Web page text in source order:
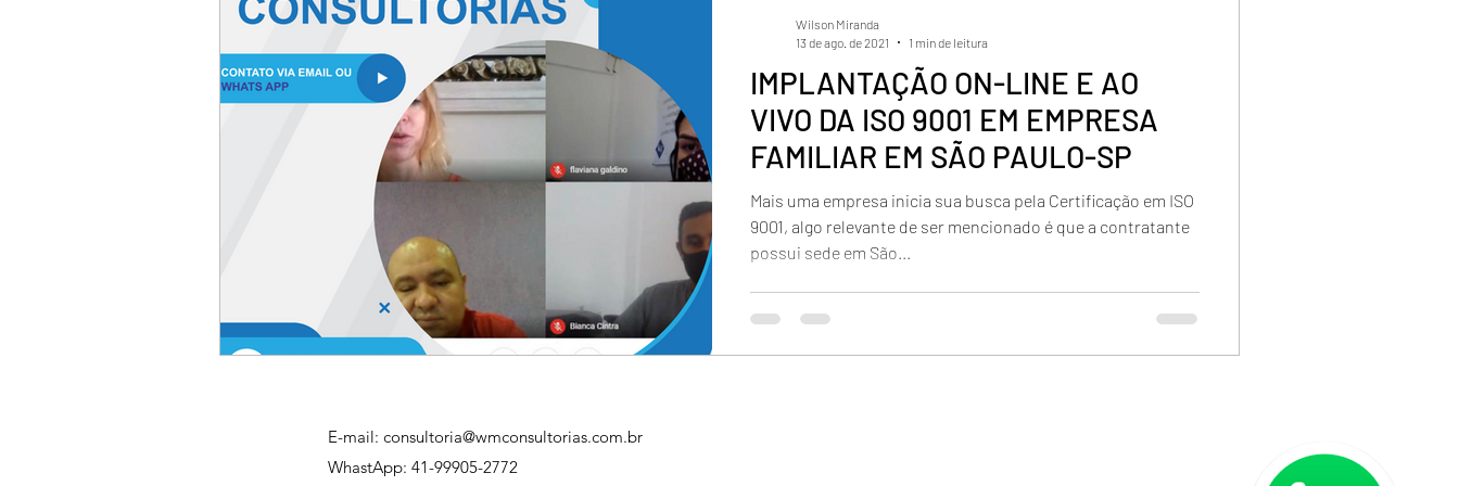
IMPLANTAÇÃO ON-LINE E AO
VIVO DA ISO 9001 EM EMPRESA
FAMILIAR EM SÃO PAULO-SP
Mais uma empresa inicia sua busca pela Certificação em ISO
9001, algo relevante de ser mencionado é que a contratante
possui sede em São...
Wilson Miranda
13 de ago. de 2021
1 min de leitura
E-mail: consultoria@wmconsultorias.com.br
WhastApp: 41-99905-2772